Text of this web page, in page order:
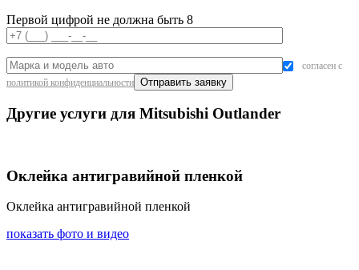
Первой цифрой не должна быть 8
согласен с
политикой конфиденциальности
Другие услуги для Mitsubishi Outlander
Оклейка антигравийной пленкой
Оклейка антигравийной пленкой
показать фото и видео